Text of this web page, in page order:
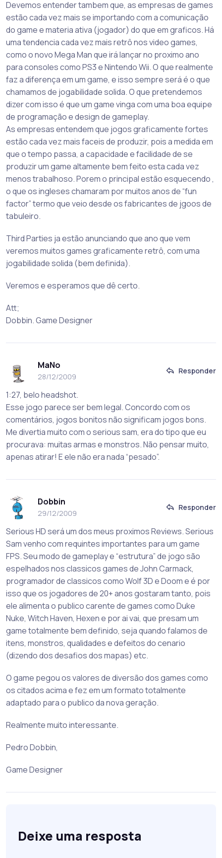
Devemos entender tambem que, as empresas de games
estão cada vez mais se importando com a comunicação
do game e materia ativa (jogador) do que em graficos. Há
uma tendencia cada vez mais retrô nos video games,
como o novo Mega Man que irá lançar no proximo ano
para consoles como PS3 e Nintendo Wii. O que realmente
faz a diferença em um game, e isso sempre será é o que
chamamos de jogabilidade solida. O que pretendemos
dizer com isso é que um game vinga com uma boa equipe
de programação e design de gameplay.
As empresas entendem que jogos graficamente fortes
estão cada vez mais faceis de produzir, pois a medida em
que o tempo passa, a capacidade e facilidade de se
produzir um game altamente bem feito esta cada vez
menos trabalhoso. Porem o principal estão esquecendo ,
o que os ingleses chamaram por muitos anos de “fun
factor” termo que veio desde os fabricantes de jgoos de
tabuleiro.
Third Parties ja estão anunciando que ano que vem
veremos muitos games graficamente retrô, com uma
jogabilidade solida (bem definida).
Veremos e esperamos que dê certo.
Att;
Dobbin. Game Designer
MaNo
28/12/2009
Responder
1:27, belo headshot.
Esse jogo parece ser bem legal. Concordo com os
comentários, jogos bonitos não significam jogos bons.
Me divertia muito com o serious sam, era do tipo que eu
procurava: muitas armas e monstros. Não pensar muito,
apenas atirar! E ele não era nada “pesado”.
Dobbin
29/12/2009
Responder
Serious HD será um dos meus proximos Reviews. Serious
Sam venho com requintes importantes para um game
FPS. Seu modo de gameplay e “estrutura” de jogo são
espelhados nos classicos games de John Carmack,
programador de classicos como Wolf 3D e Doom e é por
isso que os jogadores de 20+ anos gostaram tanto, pois
ele alimenta o publico carente de games como Duke
Nuke, Witch Haven, Hexen e por ai vai, que presam um
game totalmente bem definido, seja quando falamos de
itens, monstros, qualidades e defeitos do cenario
(dizendo dos desafios dos mapas) etc.
O game pegou os valores de diversão dos games como
os citados acima e fez em um formato totalmente
adaptado para o publico da nova geração.
Realmente muito interessante.
Pedro Dobbin,
Game Designer
Deixe uma resposta